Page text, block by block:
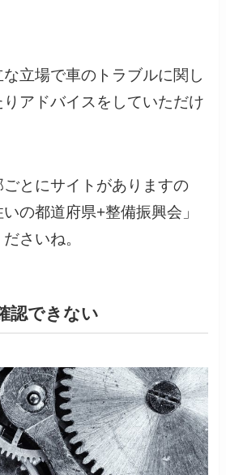
立場で車のトラブルに関し
アドバイスをしていただけ
とにサイトがありますの
の都道府県+整備振興会」
さいね。
認できない